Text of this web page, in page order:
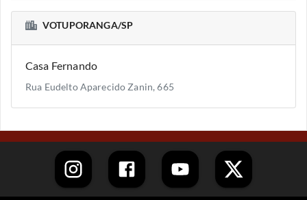
VOTUPORANGA/SP
Casa Fernando
Rua Eudelto Aparecido Zanin, 665